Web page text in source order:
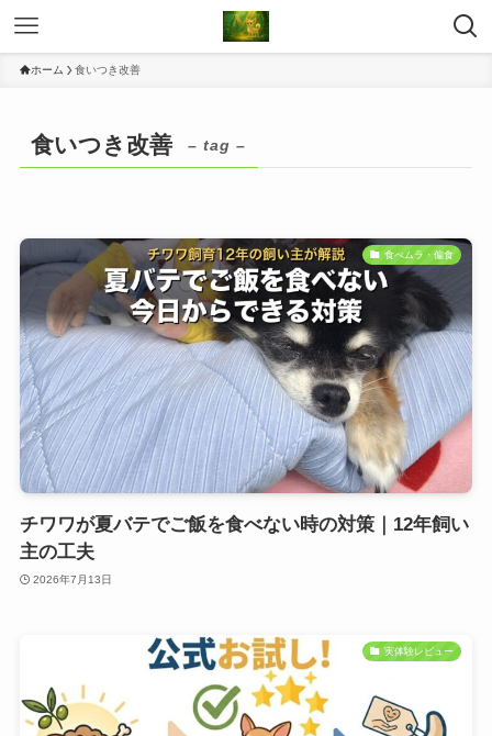
ホーム 食いつき改善
食いつき改善 – tag –
食べムラ・偏食
チワワが夏バテでご飯を食べない時の対策｜12年飼い
主の工夫
2026年7月13日
実体験レビュー